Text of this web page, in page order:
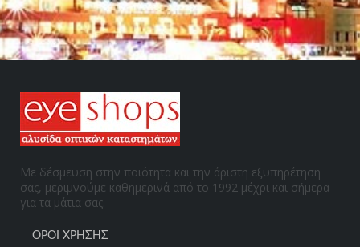
Με δέσμευση στην ποιότητα και την άριστη εξυπηρέτηση
σας, μεριμνούμε καθημερινά από το 1992 μέχρι και σήμερα
για τα μάτια σας.
ΌΡΟΙ ΧΡΉΣΗΣ